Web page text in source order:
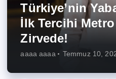
Türkiye’nin
İlk Tercihi Metro
Zirvede!
aaaa aaaa Temmuz 10,